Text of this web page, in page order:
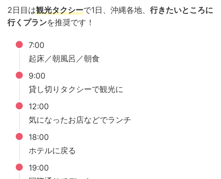
2日目は観光タクシーで1日、沖縄各地、 行きたいところに
行くプランを推奨です！
7:00
起床／朝風呂／朝食
9:00
貸し切りタクシーで観光に
12:00
気になったお店などでランチ
18:00
ホテルに戻る
19:00